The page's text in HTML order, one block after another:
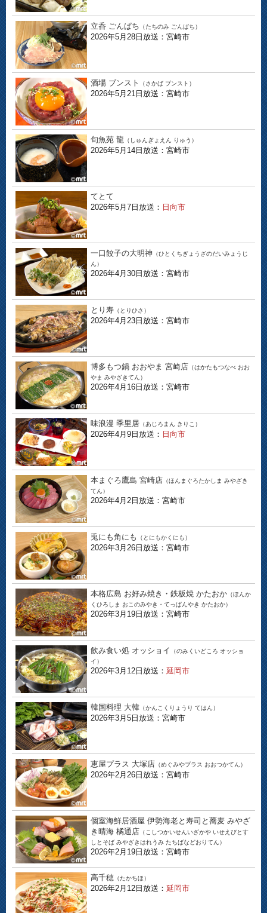
立呑 ごんぱち （たちのみ ごんぱち）
2026年5月28日放送：宮崎市
酒場 ブンスト （さかば ブンスト）
2026年5月21日放送：宮崎市
旬魚苑 龍 （しゅんぎょえん りゅう）
2026年5月14日放送：宮崎市
てとて
2026年5月7日放送： 日向市
一口餃子の大明神 （ひとくちぎょうざのだいみょうじ
ん）
2026年4月30日放送：宮崎市
とり寿 （とりひさ）
2026年4月23日放送：宮崎市
博多もつ鍋 おおやま 宮崎店 （はかたもつなべ おお
やま みやざきてん）
2026年4月16日放送：宮崎市
味浪漫 季里居 （あじろまん きりこ）
2026年4月9日放送： 日向市
本まぐろ鷹島 宮崎店 （ほんまぐろたかしま みやざき
てん）
2026年4月2日放送：宮崎市
兎にも角にも （とにもかくにも）
2026年3月26日放送：宮崎市
本格広島 お好み焼き・鉄板焼 かたおか （ほんか
くひろしま おこのみやき・てっぱんやき かたおか）
2026年3月19日放送：宮崎市
飲み食い処 オッショイ
（のみくいどころ オッショ
イ）
2026年3月12日放送： 延岡市
韓国料理 大韓 （かんこくりょうり てはん）
2026年3月5日放送：宮崎市
恵屋プラス 大塚店 （めぐみやプラス おおつかてん）
2026年2月26日放送：宮崎市
個室海鮮居酒屋 伊勢海老と寿司と蕎麦 みやざ
き晴海 橘通店 （こしつかいせんいざかや いせえびとす
しとそば みやざきはれうみ たちばなどおりてん）
2026年2月19日放送：宮崎市
高千穂 （たかちほ）
2026年2月12日放送： 延岡市